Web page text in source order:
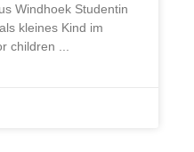
Windhoek Studentin
kleines Kind im
children